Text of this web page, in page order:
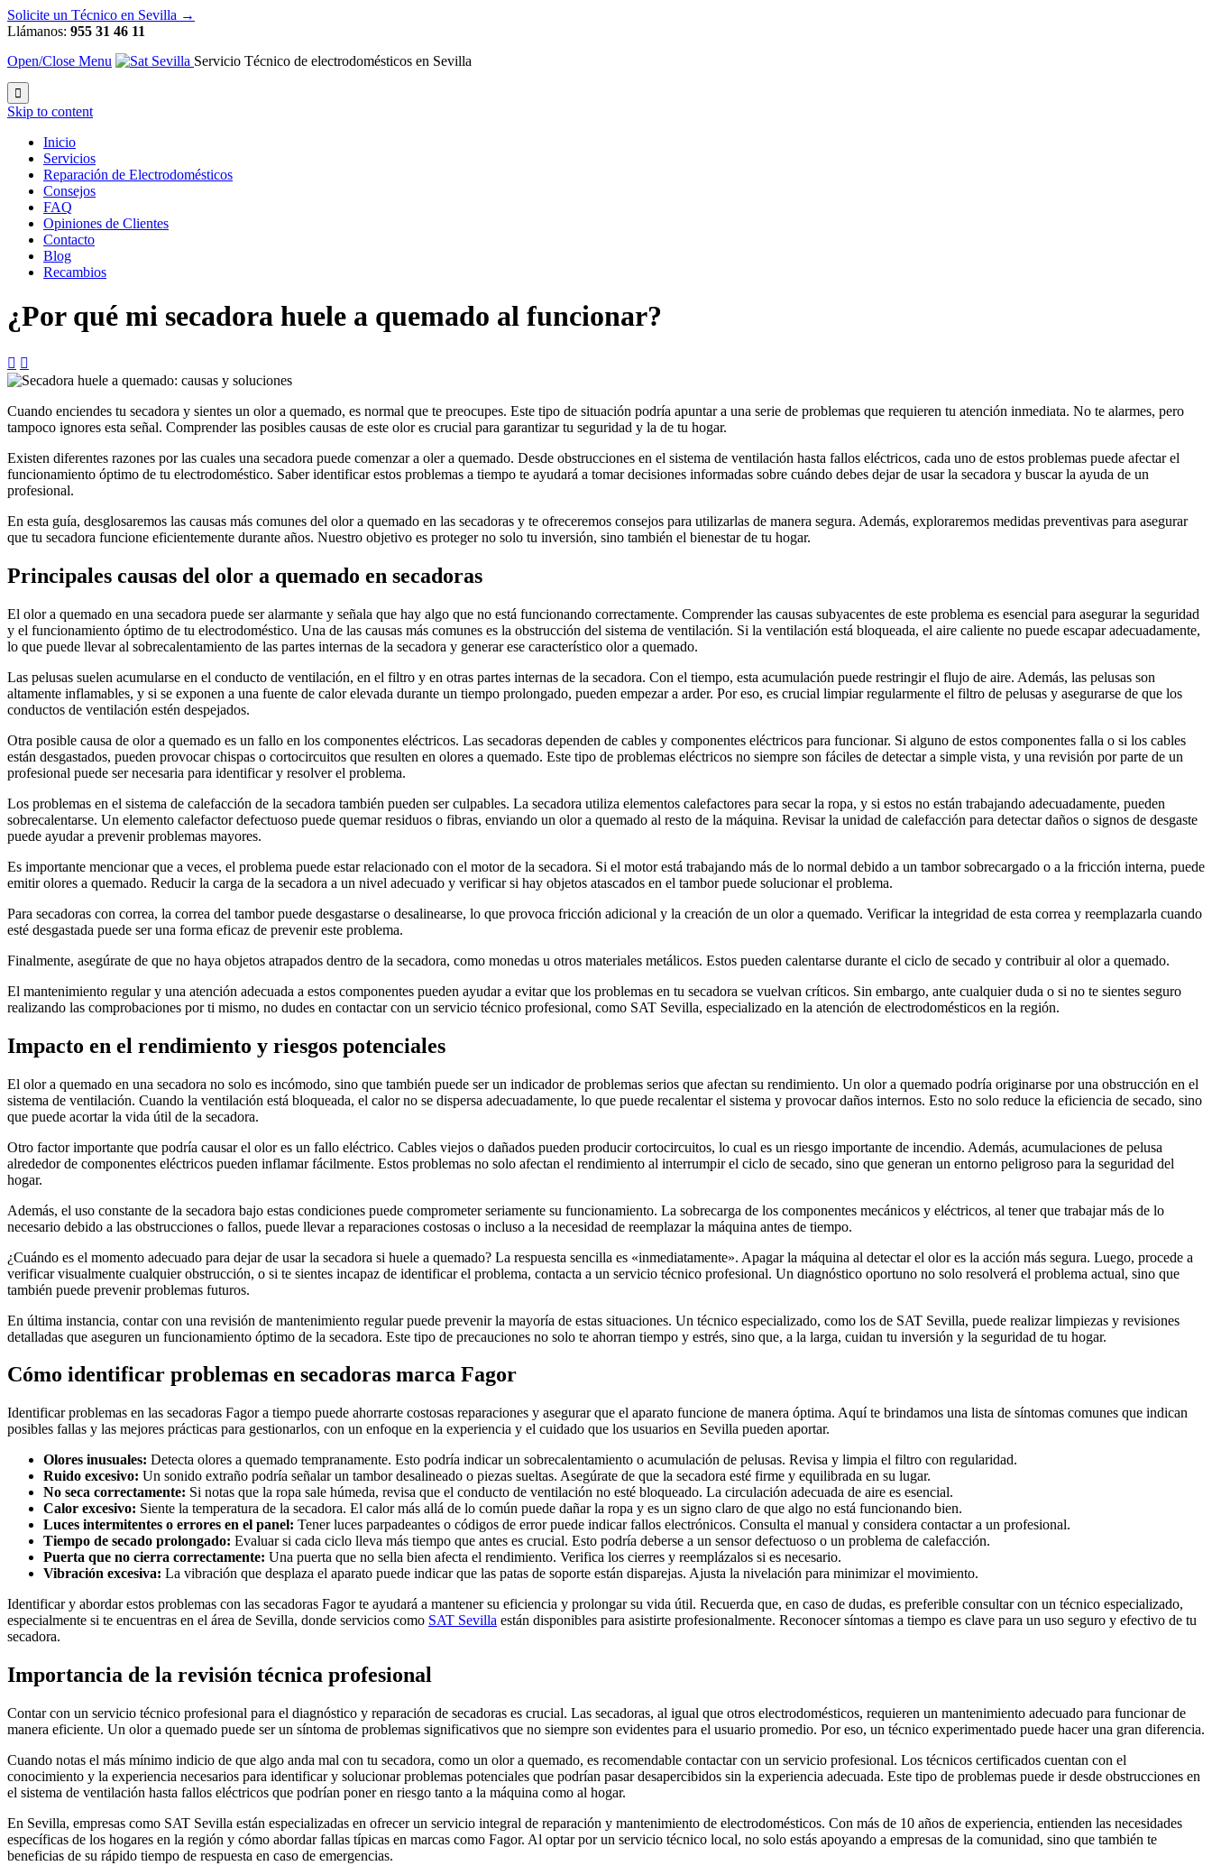
Solicite un Técnico en Sevilla →
Llámanos: 955 31 46 11
Open/Close Menu
Servicio Técnico de electrodomésticos en Sevilla

Skip to content
Inicio
Servicios
Reparación de Electrodomésticos
Consejos
FAQ
Opiniones de Clientes
Contacto
Blog
Recambios
¿Por qué mi secadora huele a quemado al funcionar?
 
Cuando enciendes tu secadora y sientes un olor a quemado, es normal que te preocupes. Este tipo de situación podría apuntar a una serie de problemas que requieren tu atención inmediata. No te alarmes, pero
tampoco ignores esta señal. Comprender las posibles causas de este olor es crucial para garantizar tu seguridad y la de tu hogar.
Existen diferentes razones por las cuales una secadora puede comenzar a oler a quemado. Desde obstrucciones en el sistema de ventilación hasta fallos eléctricos, cada uno de estos problemas puede afectar el
funcionamiento óptimo de tu electrodoméstico. Saber identificar estos problemas a tiempo te ayudará a tomar decisiones informadas sobre cuándo debes dejar de usar la secadora y buscar la ayuda de un
profesional.
En esta guía, desglosaremos las causas más comunes del olor a quemado en las secadoras y te ofreceremos consejos para utilizarlas de manera segura. Además, exploraremos medidas preventivas para asegurar
que tu secadora funcione eficientemente durante años. Nuestro objetivo es proteger no solo tu inversión, sino también el bienestar de tu hogar.
Principales causas del olor a quemado en secadoras
El olor a quemado en una secadora puede ser alarmante y señala que hay algo que no está funcionando correctamente. Comprender las causas subyacentes de este problema es esencial para asegurar la seguridad
y el funcionamiento óptimo de tu electrodoméstico. Una de las causas más comunes es la obstrucción del sistema de ventilación. Si la ventilación está bloqueada, el aire caliente no puede escapar adecuadamente,
lo que puede llevar al sobrecalentamiento de las partes internas de la secadora y generar ese característico olor a quemado.
Las pelusas suelen acumularse en el conducto de ventilación, en el filtro y en otras partes internas de la secadora. Con el tiempo, esta acumulación puede restringir el flujo de aire. Además, las pelusas son
altamente inflamables, y si se exponen a una fuente de calor elevada durante un tiempo prolongado, pueden empezar a arder. Por eso, es crucial limpiar regularmente el filtro de pelusas y asegurarse de que los
conductos de ventilación estén despejados.
Otra posible causa de olor a quemado es un fallo en los componentes eléctricos. Las secadoras dependen de cables y componentes eléctricos para funcionar. Si alguno de estos componentes falla o si los cables
están desgastados, pueden provocar chispas o cortocircuitos que resulten en olores a quemado. Este tipo de problemas eléctricos no siempre son fáciles de detectar a simple vista, y una revisión por parte de un
profesional puede ser necesaria para identificar y resolver el problema.
Los problemas en el sistema de calefacción de la secadora también pueden ser culpables. La secadora utiliza elementos calefactores para secar la ropa, y si estos no están trabajando adecuadamente, pueden
sobrecalentarse. Un elemento calefactor defectuoso puede quemar residuos o fibras, enviando un olor a quemado al resto de la máquina. Revisar la unidad de calefacción para detectar daños o signos de desgaste
puede ayudar a prevenir problemas mayores.
Es importante mencionar que a veces, el problema puede estar relacionado con el motor de la secadora. Si el motor está trabajando más de lo normal debido a un tambor sobrecargado o a la fricción interna, puede
emitir olores a quemado. Reducir la carga de la secadora a un nivel adecuado y verificar si hay objetos atascados en el tambor puede solucionar el problema.
Para secadoras con correa, la correa del tambor puede desgastarse o desalinearse, lo que provoca fricción adicional y la creación de un olor a quemado. Verificar la integridad de esta correa y reemplazarla cuando
esté desgastada puede ser una forma eficaz de prevenir este problema.
Finalmente, asegúrate de que no haya objetos atrapados dentro de la secadora, como monedas u otros materiales metálicos. Estos pueden calentarse durante el ciclo de secado y contribuir al olor a quemado.
El mantenimiento regular y una atención adecuada a estos componentes pueden ayudar a evitar que los problemas en tu secadora se vuelvan críticos. Sin embargo, ante cualquier duda o si no te sientes seguro
realizando las comprobaciones por ti mismo, no dudes en contactar con un servicio técnico profesional, como SAT Sevilla, especializado en la atención de electrodomésticos en la región.
Impacto en el rendimiento y riesgos potenciales
El olor a quemado en una secadora no solo es incómodo, sino que también puede ser un indicador de problemas serios que afectan su rendimiento. Un olor a quemado podría originarse por una obstrucción en el
sistema de ventilación. Cuando la ventilación está bloqueada, el calor no se dispersa adecuadamente, lo que puede recalentar el sistema y provocar daños internos. Esto no solo reduce la eficiencia de secado, sino
que puede acortar la vida útil de la secadora.
Otro factor importante que podría causar el olor es un fallo eléctrico. Cables viejos o dañados pueden producir cortocircuitos, lo cual es un riesgo importante de incendio. Además, acumulaciones de pelusa
alrededor de componentes eléctricos pueden inflamar fácilmente. Estos problemas no solo afectan el rendimiento al interrumpir el ciclo de secado, sino que generan un entorno peligroso para la seguridad del
hogar.
Además, el uso constante de la secadora bajo estas condiciones puede comprometer seriamente su funcionamiento. La sobrecarga de los componentes mecánicos y eléctricos, al tener que trabajar más de lo
necesario debido a las obstrucciones o fallos, puede llevar a reparaciones costosas o incluso a la necesidad de reemplazar la máquina antes de tiempo.
¿Cuándo es el momento adecuado para dejar de usar la secadora si huele a quemado? La respuesta sencilla es «inmediatamente». Apagar la máquina al detectar el olor es la acción más segura. Luego, procede a
verificar visualmente cualquier obstrucción, o si te sientes incapaz de identificar el problema, contacta a un servicio técnico profesional. Un diagnóstico oportuno no solo resolverá el problema actual, sino que
también puede prevenir problemas futuros.
En última instancia, contar con una revisión de mantenimiento regular puede prevenir la mayoría de estas situaciones. Un técnico especializado, como los de SAT Sevilla, puede realizar limpiezas y revisiones
detalladas que aseguren un funcionamiento óptimo de la secadora. Este tipo de precauciones no solo te ahorran tiempo y estrés, sino que, a la larga, cuidan tu inversión y la seguridad de tu hogar.
Cómo identificar problemas en secadoras marca Fagor
Identificar problemas en las secadoras Fagor a tiempo puede ahorrarte costosas reparaciones y asegurar que el aparato funcione de manera óptima. Aquí te brindamos una lista de síntomas comunes que indican
posibles fallas y las mejores prácticas para gestionarlos, con un enfoque en la experiencia y el cuidado que los usuarios en Sevilla pueden aportar.
Olores inusuales: Detecta olores a quemado tempranamente. Esto podría indicar un sobrecalentamiento o acumulación de pelusas. Revisa y limpia el filtro con regularidad.
Ruido excesivo: Un sonido extraño podría señalar un tambor desalineado o piezas sueltas. Asegúrate de que la secadora esté firme y equilibrada en su lugar.
No seca correctamente: Si notas que la ropa sale húmeda, revisa que el conducto de ventilación no esté bloqueado. La circulación adecuada de aire es esencial.
Calor excesivo: Siente la temperatura de la secadora. El calor más allá de lo común puede dañar la ropa y es un signo claro de que algo no está funcionando bien.
Luces intermitentes o errores en el panel: Tener luces parpadeantes o códigos de error puede indicar fallos electrónicos. Consulta el manual y considera contactar a un profesional.
Tiempo de secado prolongado: Evaluar si cada ciclo lleva más tiempo que antes es crucial. Esto podría deberse a un sensor defectuoso o un problema de calefacción.
Puerta que no cierra correctamente: Una puerta que no sella bien afecta el rendimiento. Verifica los cierres y reemplázalos si es necesario.
Vibración excesiva: La vibración que desplaza el aparato puede indicar que las patas de soporte están disparejas. Ajusta la nivelación para minimizar el movimiento.
Identificar y abordar estos problemas con las secadoras Fagor te ayudará a mantener su eficiencia y prolongar su vida útil. Recuerda que, en caso de dudas, es preferible consultar con un técnico especializado,
especialmente si te encuentras en el área de Sevilla, donde servicios como SAT Sevilla están disponibles para asistirte profesionalmente. Reconocer síntomas a tiempo es clave para un uso seguro y efectivo de tu
secadora.
Importancia de la revisión técnica profesional
Contar con un servicio técnico profesional para el diagnóstico y reparación de secadoras es crucial. Las secadoras, al igual que otros electrodomésticos, requieren un mantenimiento adecuado para funcionar de
manera eficiente. Un olor a quemado puede ser un síntoma de problemas significativos que no siempre son evidentes para el usuario promedio. Por eso, un técnico experimentado puede hacer una gran diferencia.
Cuando notas el más mínimo indicio de que algo anda mal con tu secadora, como un olor a quemado, es recomendable contactar con un servicio profesional. Los técnicos certificados cuentan con el
conocimiento y la experiencia necesarios para identificar y solucionar problemas potenciales que podrían pasar desapercibidos sin la experiencia adecuada. Este tipo de problemas puede ir desde obstrucciones en
el sistema de ventilación hasta fallos eléctricos que podrían poner en riesgo tanto a la máquina como al hogar.
En Sevilla, empresas como SAT Sevilla están especializadas en ofrecer un servicio integral de reparación y mantenimiento de electrodomésticos. Con más de 10 años de experiencia, entienden las necesidades
específicas de los hogares en la región y cómo abordar fallas típicas en marcas como Fagor. Al optar por un servicio técnico local, no solo estás apoyando a empresas de la comunidad, sino que también te
beneficias de su rápido tiempo de respuesta en caso de emergencias.